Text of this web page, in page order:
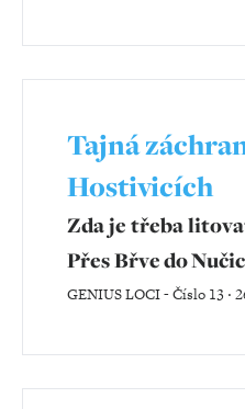
Tajná
Hostivicích
Zda je třeba
Přes Břve do Nučic
GENIUS LOCI-Číslo 13 ‧